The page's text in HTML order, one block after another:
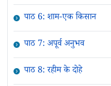
पाठ 6: शाम-एक किसान
पाठ 7: अपूर्व अनुभव
पाठ 8: रहीम के दोहे